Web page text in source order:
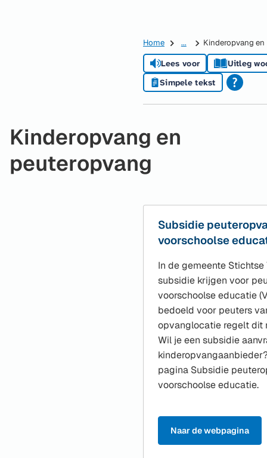
Home ... Kinderopvang
Lees voor
Uitleg
Simpele tekst
Kinderopvang en
peuteropvang
Subsidie
voorschoolse
In de gemeente Stichtse
subsidie krijgen voor
voorschoolse educatie
bedoeld voor peuters
opvanglocatie regelt dit
Wil je een subsidie
pagina Subsidie
voorschoolse educatie.
Naar de webpagina